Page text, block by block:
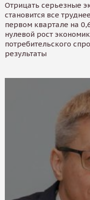
Отрицать серьезные
становится все
первом квартале на
нулевой рост
потребительского
результаты